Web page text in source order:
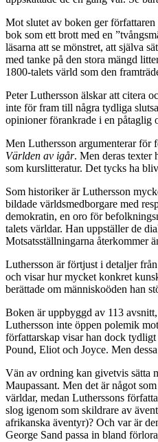
Mot slutet av boken ger
bok som ett brott med en
läsarna att se mönstret, att själva
med tanke på den stora mängd
1800-talets värld som den
Peter Luthersson älskar att citera
inte för fram till några tydliga
opinioner förankrade i en påtaglig
Men Luthersson argumenterarför
Världen av igår. Men deras texter
som kurslitteratur. Det tycks ha
Som historiker är Luthersson
bildade världsmedborgare med
demokratin, en oro för
talets världar. Han uppställer de
Motsatsställningarna återkommer
Luthersson är förtjust i detaljer
och visar hur mycket konkret
berättade om människoöden han
Boken är uppbyggd av 113
Luthersson inte öppen polemik
författarskap visar han dock
Pound, Eliot och Joyce. Men
Vän av ordning kan givetvis sätta
Maupassant. Men det är något
världar, medan Lutherssons
slog igenom som skildrare av
afrikanska äventyr)? Och var är
George Sand passa in bland